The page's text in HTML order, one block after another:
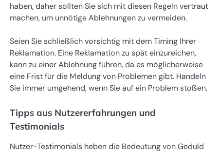
haben, daher sollten Sie sich mit diesen Regeln vertraut
machen, um unnötige Ablehnungen zu vermeiden.
Seien Sie schließlich vorsichtig mit dem Timing Ihrer
Reklamation. Eine Reklamation zu spät einzureichen,
kann zu einer Ablehnung führen, da es möglicherweise
eine Frist für die Meldung von Problemen gibt. Handeln
Sie immer umgehend, wenn Sie auf ein Problem stoßen.
Tipps aus Nutzererfahrungen und
Testimonials
Nutzer-Testimonials heben die Bedeutung von Geduld